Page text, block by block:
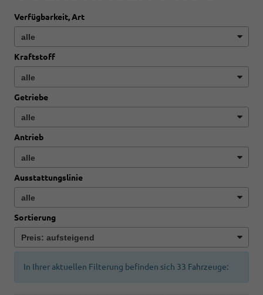
Verfügbarkeit, Art
Kraftstoff
Getriebe
Antrieb
Ausstattungslinie
Sortierung
In Ihrer aktuellen Filterung befinden sich 33 Fahrzeuge: